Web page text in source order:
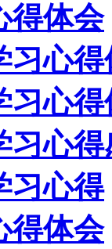
得体会
习心得
习心得
习心得
习心得
得体会